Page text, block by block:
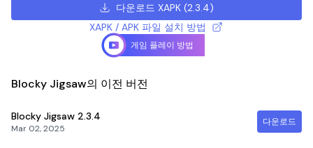
다운로드 XAPK(2.3.4)
XAPK / APK 파일 설치 방법
게임 플레이 방법
Blocky Jigsaw의 이전 버전
Blocky Jigsaw 2.3.4
Mar 02, 2025
다운로드